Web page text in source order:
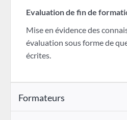
Evaluation de fin de
Mise en évidence des
évaluation sous forme de
écrites.
Formateurs